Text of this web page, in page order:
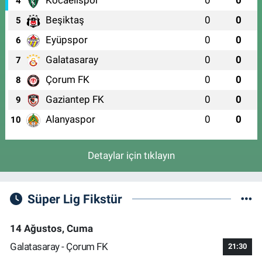
5 Beşiktaş 0 0
6 Eyüpspor 0 0
7 Galatasaray 0 0
8 Çorum FK 0 0
9 Gaziantep FK 0 0
10 Alanyaspor 0 0
Detaylar için tıklayın
Süper Lig Fikstür
14 Ağustos, Cuma
Galatasaray - Çorum FK
21:30